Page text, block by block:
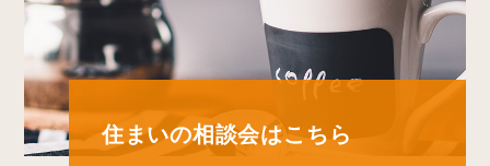
住まいの相談会はこちら